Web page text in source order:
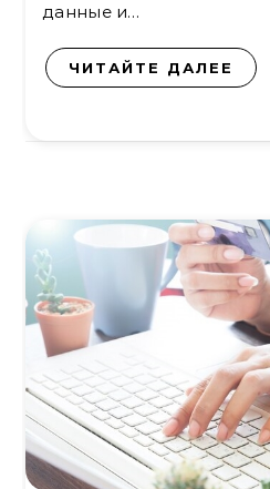
данные и…
ЧИТАЙТЕ ДАЛЕЕ